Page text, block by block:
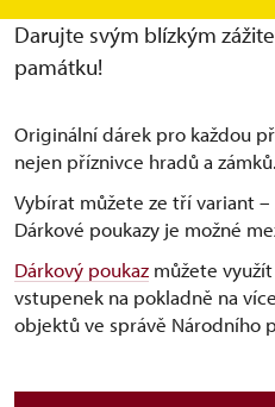
Darujte svým blízkým
památku!
Originální dárek pro každou
nejen příznivce hradů a zámků.
Vybírat můžete ze tří variant –⁠
Dárkové poukazy je možné
Dárkový poukaz můžete
vstupenek na pokladně na
objektů ve správě Národního